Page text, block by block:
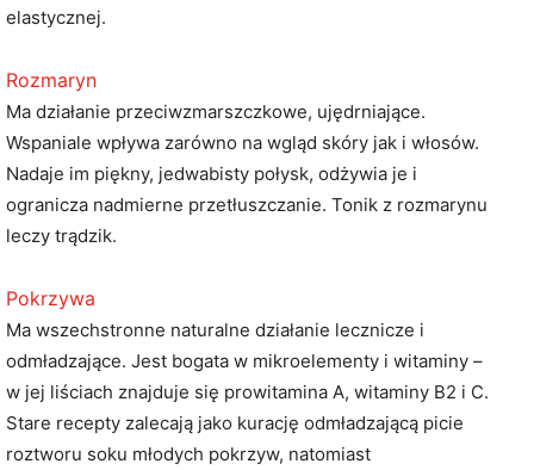
elastycznej.
Rozmaryn
Ma działanie przeciwzmarszczkowe, ujędrniające.
Wspaniale wpływa zarówno na wgląd skóry jak i włosów.
Nadaje im piękny, jedwabisty połysk, odżywia je i
ogranicza nadmierne przetłuszczanie. Tonik z rozmarynu
leczy trądzik.
Pokrzywa
Ma wszechstronne naturalne działanie lecznicze i
odmładzające. Jest bogata w mikroelementy i witaminy –
w jej liściach znajduje się prowitamina A, witaminy B2 i C.
Stare recepty zalecają jako kurację odmładzającą picie
roztworu soku młodych pokrzyw, natomiast